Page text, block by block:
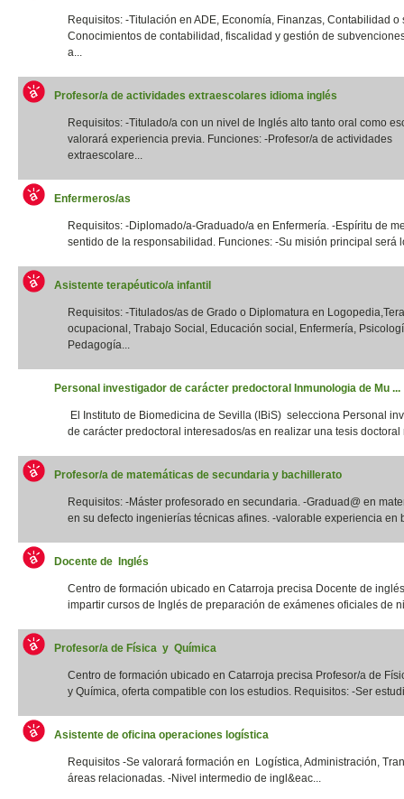
Requisitos: -Titulación en ADE, Economía, Finanzas, Contabilidad o
Conocimientos de contabilidad, fiscalidad y gestión de
a...
Profesor/a de actividades extraescolares idioma inglés
Requisitos: -Titulado/a con un nivel de Inglés alto tanto oral como
valorará experiencia previa. Funciones: -Profesor/a de actividades
extraescolare...
Enfermeros/as
Requisitos: -Diplomado/a-Graduado/a en Enfermería. -Espíritu de
sentido de la responsabilidad. Funciones: -Su misión principal será
Asistente terapéutico/a infantil
Requisitos: -Titulados/as de Grado o Diplomatura en
ocupacional, Trabajo Social, Educación social, Enfermería,
Pedagogía...
Personal investigador de carácter predoctoral Inmunologia de Mu ...
El Instituto de Biomedicina de Sevilla (IBiS) selecciona Personal
de carácter predoctoral interesados/as en realizar una tesis doctoral
Profesor/a de matemáticas de secundaria y bachillerato
Requisitos: -Máster profesorado en secundaria. -Graduad@ en
en su defecto ingenierías técnicas afines. -valorable experiencia en
Docente de Inglés
Centro de formación ubicado en Catarroja precisa Docente de
impartir cursos de Inglés de preparación de exámenes oficiales de
Profesor/a de Física y Química
Centro de formación ubicado en Catarroja precisa Profesor/a de
y Química, oferta compatible con los estudios. Requisitos: -Ser
Asistente de oficina operaciones logística
Requisitos -Se valorará formación en Logística, Administración,
áreas relacionadas. -Nivel intermedio de ingl&eac...